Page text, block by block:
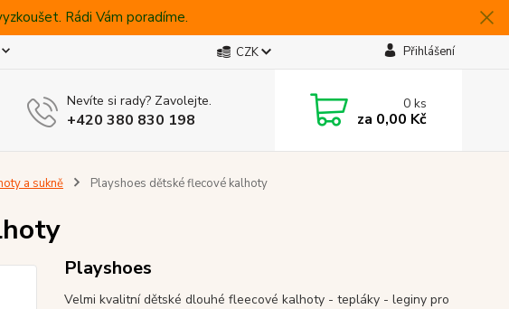
Rádi Vám poradíme.
CZK Přihlášení
Nevíte si rady? Zavolejte.
+420 380 830 198
0ks
za 0,00 Kč
a sukně Playshoes dětské flecové kalhoty
Playshoes
Velmi kvalitní dětské dlouhé fleecové kalhoty - tepláky - leginy pro